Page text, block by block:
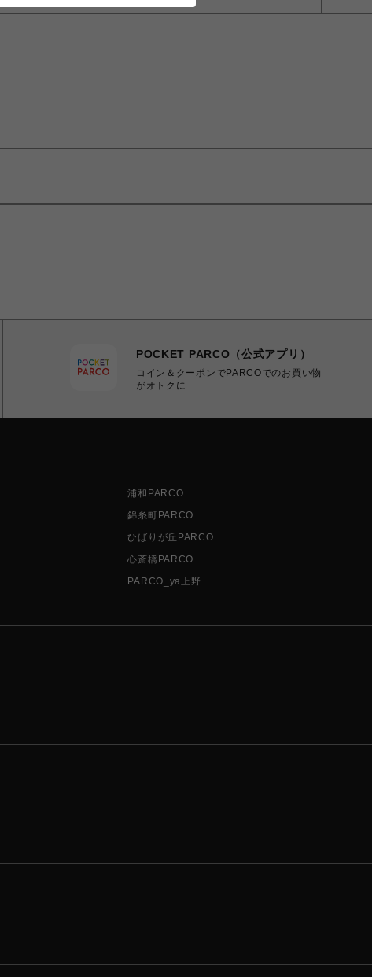
POCKET PARCO（公式アプリ）
コイン＆クーポンでPARCOでのお買い物
がオトクに
浦和PARCO
錦糸町PARCO
ひばりが丘PARCO
心斎橋PARCO
PARCO_ya上野